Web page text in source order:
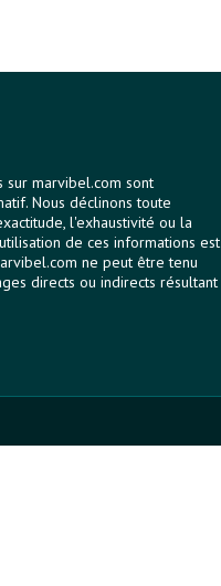
sur marvibel.com sont
Nous déclinons toute
l'exhaustivité ou la
de ces informations est
ne peut être tenu
directs ou indirects résultant